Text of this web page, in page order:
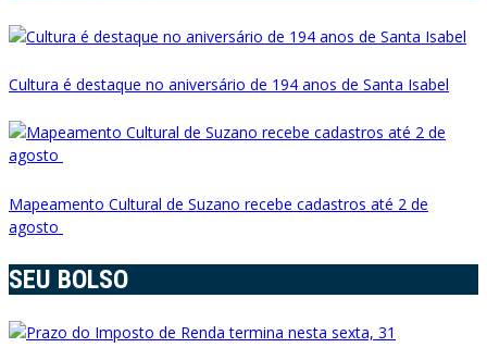
Cultura é destaque no aniversário de 194 anos de Santa Isabel
Mapeamento Cultural de Suzano recebe cadastros até 2 de
agosto
SEU BOLSO